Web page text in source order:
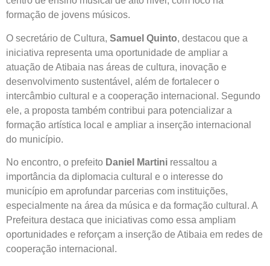
formação de jovens músicos.
O secretário de Cultura, Samuel Quinto, destacou que a
iniciativa representa uma oportunidade de ampliar a
atuação de Atibaia nas áreas de cultura, inovação e
desenvolvimento sustentável, além de fortalecer o
intercâmbio cultural e a cooperação internacional. Segundo
ele, a proposta também contribui para potencializar a
formação artística local e ampliar a inserção internacional
do município.
No encontro, o prefeito Daniel Martini ressaltou a
importância da diplomacia cultural e o interesse do
município em aprofundar parcerias com instituições,
especialmente na área da música e da formação cultural. A
Prefeitura destaca que iniciativas como essa ampliam
oportunidades e reforçam a inserção de Atibaia em redes de
cooperação internacional.